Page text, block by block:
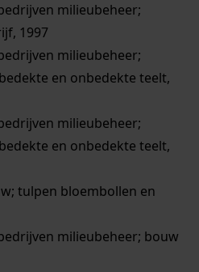
milieubeheer;
1997
milieubeheer;
en onbedekte teelt,
milieubeheer;
en onbedekte teelt,
tulpen bloembollen en
milieubeheer; bouw